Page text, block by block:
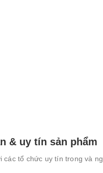
& uy tín sản phẩm
tổ chức uy tín trong và